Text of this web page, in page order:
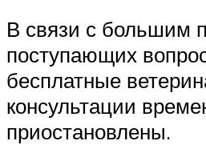
В связи с большим
поступающих
бесплатные
консультации
приостановлены.